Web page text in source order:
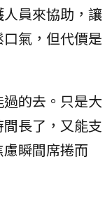
員來協助，讓
氣，但代價是
的去。只是大
長了，又能支
瞬間席捲而